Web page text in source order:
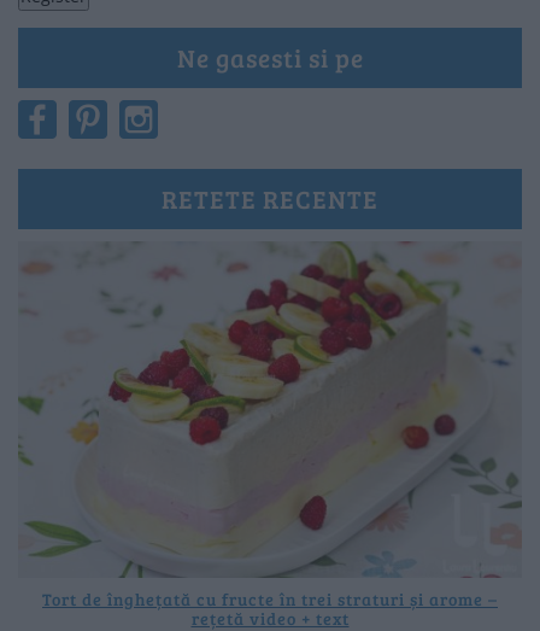
Ne gasesti si pe
RETETE RECENTE
Tort de înghețată cu fructe în trei straturi și arome –
rețetă video + text